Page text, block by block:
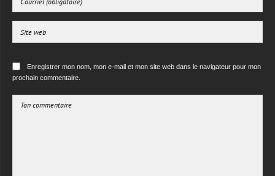
Enregistrer mon nom, mon e-mail et mon site web dans le navigateur pour mon
prochain commentaire.